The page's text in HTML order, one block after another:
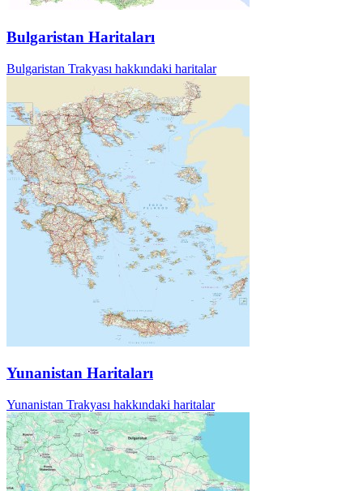
Bulgaristan Haritaları
Bulgaristan Trakyası hakkındaki haritalar
Yunanistan Haritaları
Yunanistan Trakyası hakkındaki haritalar